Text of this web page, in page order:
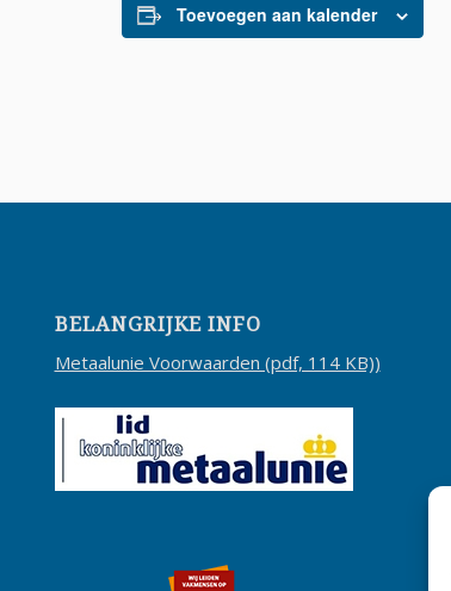
Toevoegen aan kalender
BELANGRIJKE INFO
Metaalunie Voorwaarden (pdf, 114 KB))